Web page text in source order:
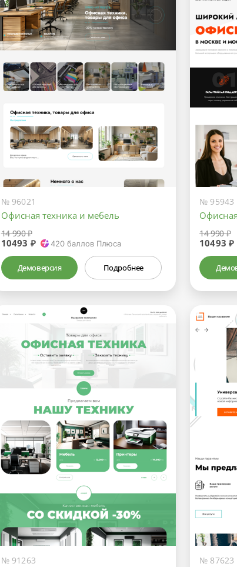
№ 96021
Офисная техника и мебель
14 990 ₽
10493 ₽ 420 баллов Плюса
Демоверсия Подробнее
№ 95943
14 990 ₽
10493 ₽
№ 91263 № 87623